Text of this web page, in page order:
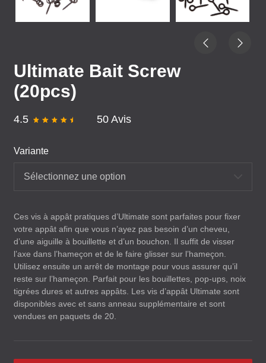
Ultimate Bait Screw
(20pcs)
4.5 50 Avis
Variante
Sélectionnez une option
Ces vis à appât pratiques d’Ultimate sont parfaites pour fixer
votre appât afin que vous n’ayez pas besoin d’un cheveu,
d’une aiguille à bouillette et d’un bouchon. Il suffit de visser
l’axe dans l’hameçon et de le faire glisser sur l’hameçon.
Utilisez ensuite un arrêt de montage pour vous assurer qu’il
reste sur l’hameçon. Parfait pour les bouillettes, pop-ups, noix
tigrées dures et autres appâts. Les vis d’appât Ultimate sont
disponibles avec et sans anneau supplémentaire et sont
vendues en paquets de 20.